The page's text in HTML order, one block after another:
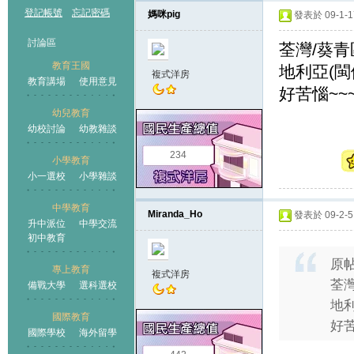
登記帳號 忘記密碼
討論區
教育王國
教育講場
使用意見
幼兒教育
幼校討論
幼教雜談
小學教育
小一選校
小學雜談
中學教育
升中派位
中學交流
初中教育
專上教育
備戰大學
選科選校
國際教育
國際學校
海外留學
王國
媽咪pig
複式洋房
234
發表於 09-1-
荃灣/葵
地利亞(
好苦惱
Miranda_Ho
複式洋房
發表於 09-2-
原
荃
地
好